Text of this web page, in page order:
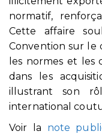
normatif,
Cette affaire
Convention sur le
les normes et les
dans les
illustrant son
international
Voir la note